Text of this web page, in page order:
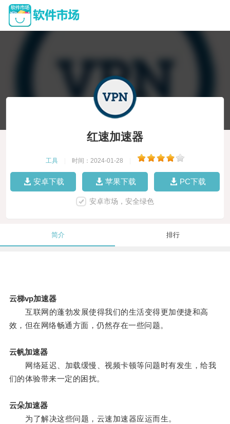
红速加速器
工具 时间：2024-01-28
安卓下载 苹果下载 PC下载
安卓市场，安全绿色
简介 排行
云梯vp加速器
互联网的蓬勃发展使得我们的生活变得更加便捷和高
效，但在网络畅通方面，仍然存在一些问题。
云帆加速器
网络延迟、加载缓慢、视频卡顿等问题时有发生，给我
们的体验带来一定的困扰。
云朵加速器
为了解决这些问题，云速加速器应运而生。